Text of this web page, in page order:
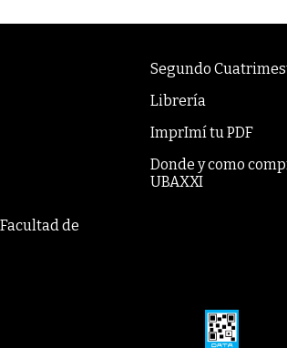
de
Segundo
Librería
ImprImí tu PDF
Donde y como
UBAXXI